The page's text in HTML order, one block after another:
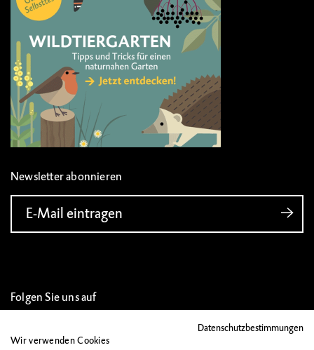
Newsletter abonnieren
E-Mail eintragen
Folgen Sie uns auf
Datenschutzbestimmungen
Wir verwenden Cookies